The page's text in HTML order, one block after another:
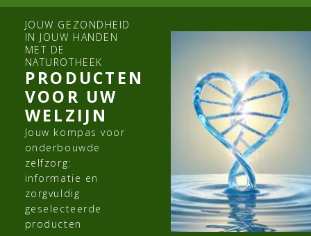
JOUW GEZONDHEID
IN JOUW HANDEN
MET DE
NATUROTHEEK
PRODUCTEN
VOOR UW
WELZIJN
Jouw kompas voor
onderbouwde
zelfzorg:
informatie en
zorgvuldig
geselecteerde
producten